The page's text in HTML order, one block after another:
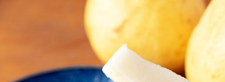
ことがずっと気になっておりまし
りますが感謝の意をレビューさせ
2024年07月
美味しくいただきました。